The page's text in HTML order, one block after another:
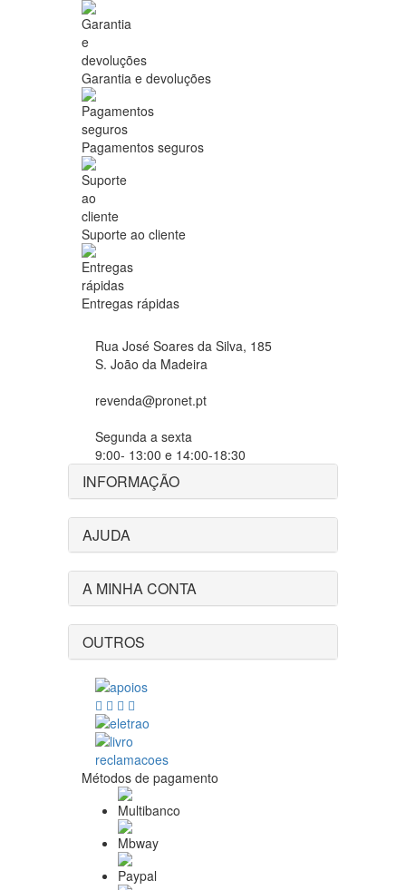
Garantia e devoluções
Pagamentos seguros
Suporte ao cliente
Entregas rápidas
Rua José Soares da Silva, 185
S. João da Madeira
revenda@pronet.pt
Segunda a sexta
9:00- 13:00 e 14:00-18:30
INFORMAÇÃO
AJUDA
A MINHA CONTA
OUTROS
Métodos de pagamento